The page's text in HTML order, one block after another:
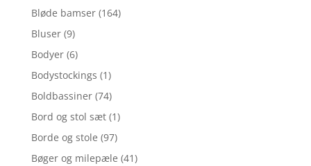
Bløde bamser (164)
Bluser (9)
Bodyer (6)
Bodystockings (1)
Boldbassiner (74)
Bord og stol sæt (1)
Borde og stole (97)
Bøger og milepæle (41)